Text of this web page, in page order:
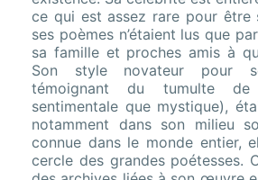
ce qui est assez rare pour être
ses poèmes n’étaient lus que
sa famille et proches amis à
Son style novateur pour
témoignant du tumulte
sentimentale que mystique),
notamment dans son milieu
connue dans le monde entier,
cercle des grandes poétesses.